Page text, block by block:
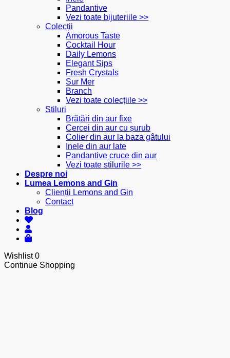
Pandantive
Vezi toate bijuteriile >>
Colecții
Amorous Taste
Cocktail Hour
Daily Lemons
Elegant Sips
Fresh Crystals
Sur Mer
Branch
Vezi toate colecțiile >>
Stiluri
Brățări din aur fixe
Cercei din aur cu șurub
Colier din aur la baza gâtului
Inele din aur late
Pandantive cruce din aur
Vezi toate stilurile >>
Despre noi
Lumea Lemons and Gin
Clienții Lemons and Gin
Contact
Blog
Wishlist0
Continue Shopping